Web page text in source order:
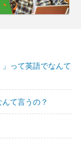
って英語でなんて
て言うの？